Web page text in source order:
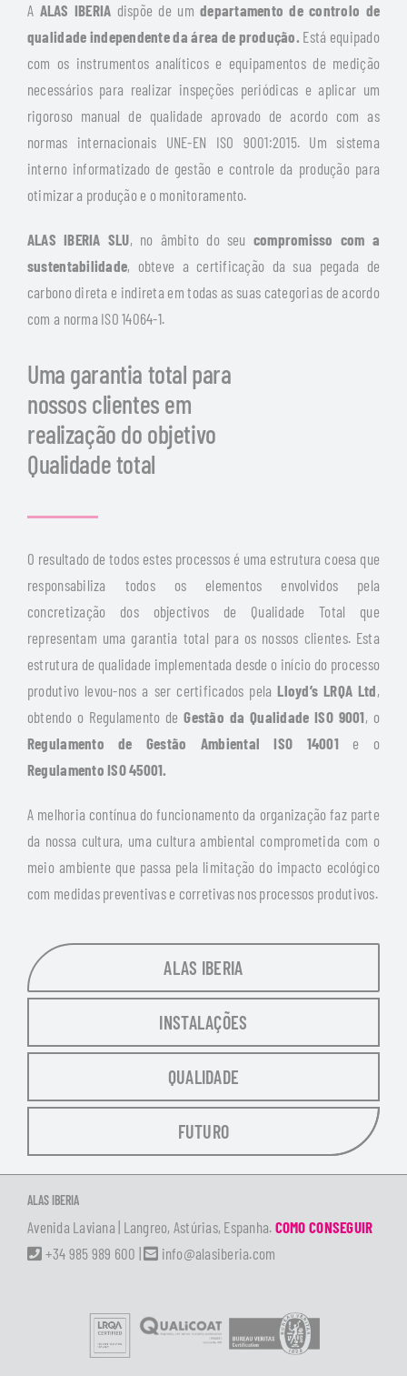
A ALAS IBERIA dispõe de umdepartamento de controlo de
qualidade independente da área de produção. Está equipado
com os instrumentos analíticos e equipamentos de medição
necessários para realizar inspeções periódicas e aplicar um
rigoroso manual de qualidade aprovado de acordo com as
normas internacionais UNE-EN ISO 9001:2015. Um sistema
interno informatizado de gestão e controle da produção para
otimizar a produção e o monitoramento.
ALAS IBERIA SLU, no âmbito do seu compromisso com a
sustentabilidade, obteve a certificação da sua pegada de
carbono direta e indireta em todas as suas categorias de acordo
com a norma ISO 14064-1.
Uma garantia total para
nossos clientes em
realização do objetivo
Qualidade total
O resultado de todos estes processos é uma estrutura coesa que
responsabiliza todos os elementos envolvidos pela
concretização dos objectivos de Qualidade Total que
representam uma garantia total para os nossos clientes. Esta
estrutura de qualidade implementada desde o início do processo
produtivo levou-nos a ser certificados pelaLloyd’s LRQA Ltd,
obtendo o Regulamento deGestão da Qualidade ISO 9001, o
Regulamento de Gestão Ambiental ISO 14001e o
Regulamento ISO 45001.
A melhoria contínua do funcionamento da organização faz parte
da nossa cultura, uma cultura ambiental comprometida com o
meio ambiente que passa pela limitação do impacto ecológico
com medidas preventivas e corretivas nos processos produtivos.
ALAS IBERIA
INSTALAÇÕES
QUALIDADE
FUTURO
ALAS IBERIA
Avenida Laviana | Langreo, Astúrias, Espanha. COMO CONSEGUIR
+34 985 989 600
info@alasiberia.com